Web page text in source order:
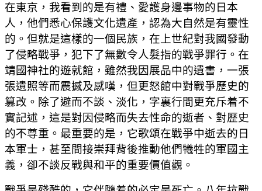
在東京，我看到的是有禮、愛護身邊事物的日本
人，他們悉心保護文化遺產，認為大自然是有靈性
的。但就是這樣的一個民族，在上世紀對我國發動
了侵略戰爭，犯下了無數令人髮指的戰爭罪行。在
靖國神社的遊就館，雖然我因展品中的遺書，一張
張遺照等而震撼及感嘆，但更怒館中對戰爭歷史的
篡改。除了避而不談、淡化，字裏行間更充斥着不
實記述，這是對因侵略而失去性命的逝者、對歷史
的不尊重。最重要的是，它歌頌在戰爭中逝去的日
本軍士，甚至間接崇拜背後推動他們犧牲的軍國主
義，卻不談反戰與和平的重要價值觀。